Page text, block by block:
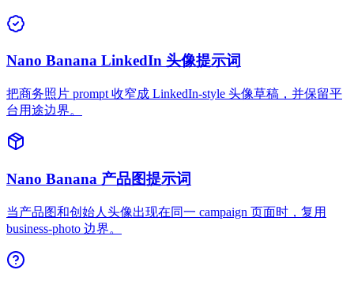
Nano Banana LinkedIn 头像提示词
把商务照片 prompt 收窄成 LinkedIn-style 头像草稿，并保留平
台用途边界。
Nano Banana 产品图提示词
当产品图和创始人头像出现在同一 campaign 页面时，复用
business-photo 边界。